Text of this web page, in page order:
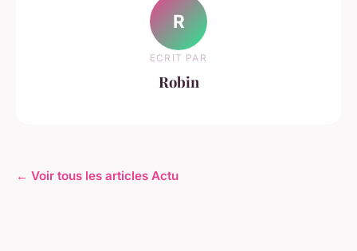
R
ECRIT PAR
Robin
← Voir tous les articles Actu